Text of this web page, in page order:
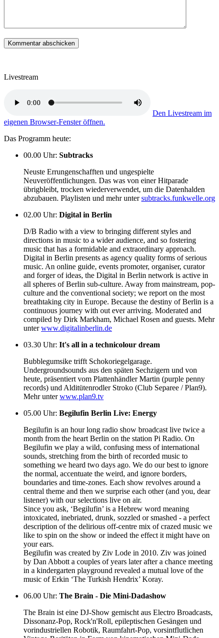
Livestream
Den Livestream im
eigenen Browser-Fenster öffnen.
Das Programm heute:
00.00 Uhr: Subtracks
Neuste Errungenschafften und ungespielte
Neuveröffentlichungen. Das was von einer Hitparade
übrigbleibt, trocken wiederverwendet, um die Datenhalden
abzubauen. Playlisten und mehr untersubtracks.funkwelle.org
02.00 Uhr: Digital in Berlin
D/B Radio with a view to bringing different styles and
directions in music to a wider audience, and so fostering
music that has a formidable and extraordinary approach.
Digital in Berlin presents as agency quality forms of serious
music. An online guide, events promoter, organiser, curator
and forger of ideas, the Digital in Berlin network is active in
all spheres of Berlin sub-culture. Away from mainstream, pop-
culture and the conventional society; we report on the most
breathtaking city in Europe. Because the destiny of Berlin is a
continuous journey with out ever arriving. Moderated and
compiled by Dirk Markham, Michael Rosen and guests. Mehr
unterwww.digitalinberlin.de
03.30 Uhr: It's all in a technicolour dream
Bubblegumsike trifft Schokoriegelgarage.
Undergroundsounds aus den späten Sechzigern und von
heute, präsentiert vom Plattenhändler Martin (purple penny
records) und Alditütenrodler Stroko (Club Separee / Plan9).
Mehr unterwww.plan9.tv
05.00 Uhr: Begilufin Berlin Live: Energy
Begilufin is an hour long radio show broadcast live twice a
month from the heart Berlin on the station Pi Radio. On
Begilufin we play a wild, confusing mess of international
sounds, stretching from the birth of recorded music to
something we heard two days ago. We do our best to ignore
the normal, accentuate the weird, and ignore borders,
boundaries and time-zones. Each show revolves around a
central theme and then we surprise each other (and you, dear
listener) with our selections live on air.
Since you ask, ‘Begilufin’ is a Hebrew word meaning
intoxicated, inebriated, drunk, sozzled or smashed - a perfect
description of the delirious off-centre mix of crazed music we
like to spin on the show or indeed the effect it might have on
your ears.
Begilufin was created by Ziv Lode in 2010. Ziv was joined
by Dan Abbott a couples of years later after a chance meeting
in a kindergarten playground revealed a mutual love of the
music of Erkin ‘The Turkish Hendrix’ Koray.
06.00 Uhr: The Brain - Die Mini-Dadashow
The Brain ist eine DJ-Show gemischt aus Electro Broadcasts,
Dissonanz-Pop, Rock'n'Roll, epileptischen Gesängen und
vorindustriellen Robotik, Raumfahrt-Pop, vorsintflutlichen